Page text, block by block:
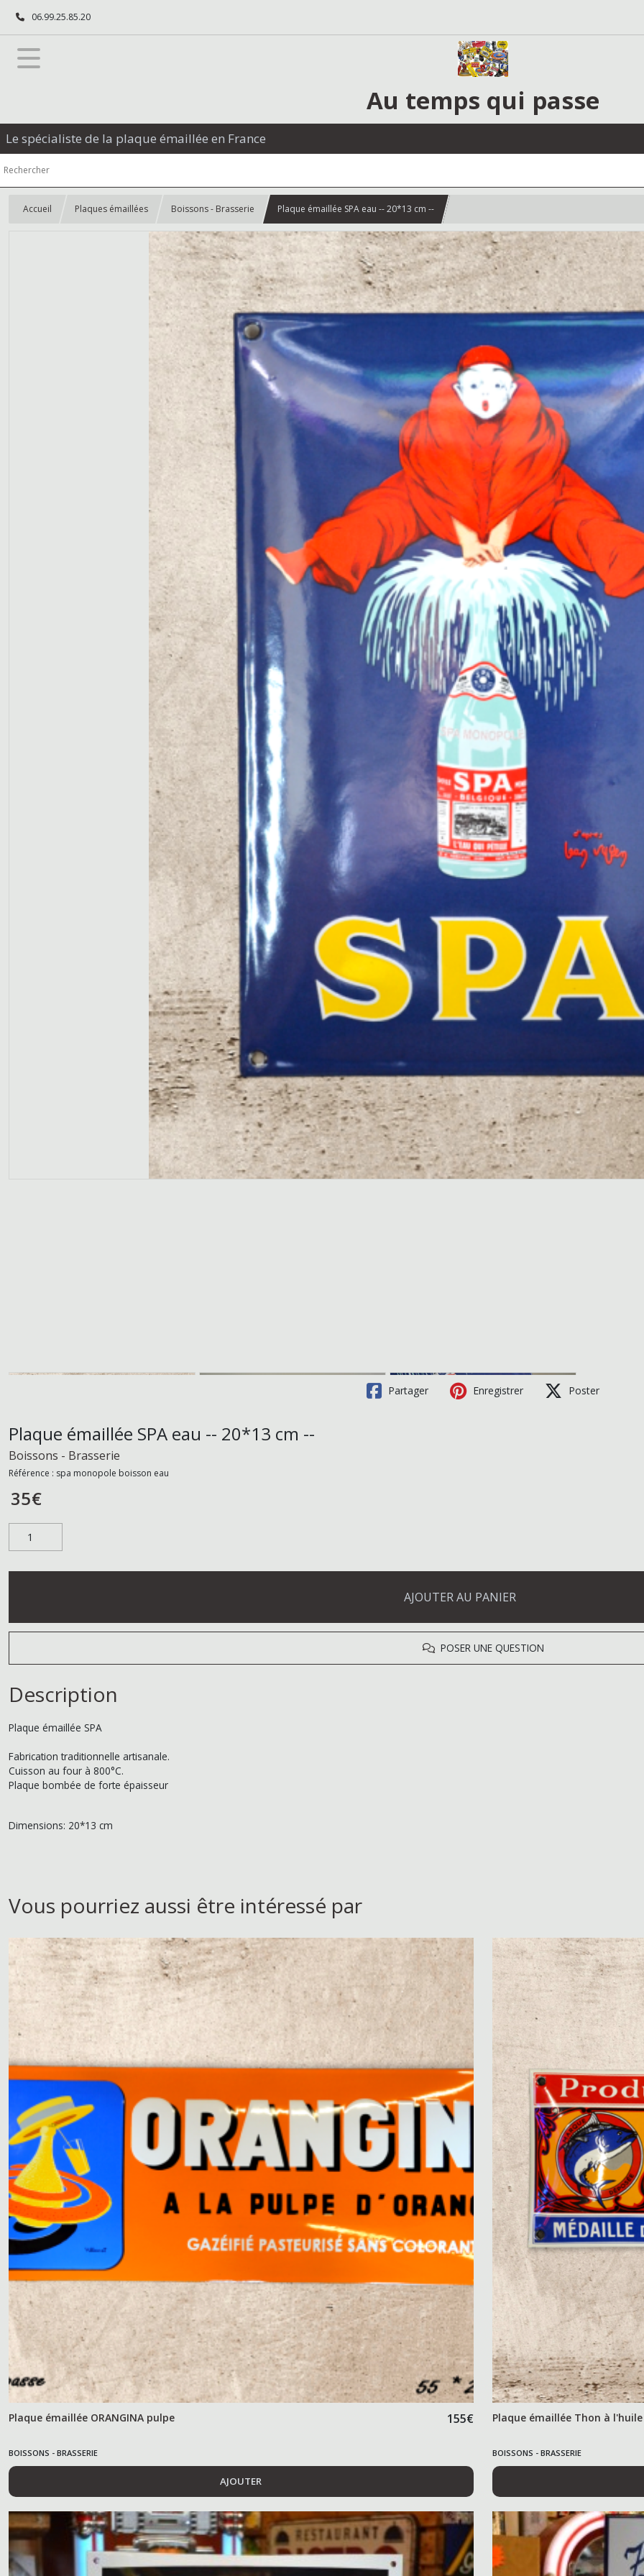
06.99.25.85.20
Au temps qui passe
Le spécialiste de la plaque émaillée en France
Accueil Plaques émaillées Boissons - Brasserie Plaque émaillée SPA eau -- 20*13 cm --
Partager Enregistrer Poster
Plaque émaillée SPA eau -- 20*13 cm --
Boissons - Brasserie
Référence : spa monopole boisson eau
35€
AJOUTER AU PANIER
POSER UNE QUESTION
Description
Plaque émaillée SPA
Fabrication traditionnelle artisanale.
Cuisson au four à 800°C.
Plaque bombée de forte épaisseur
Dimensions: 20*13 cm
Vous pourriez aussi être intéressé par
Plaque émaillée ORANGINA pulpe 155€
BOISSONS - BRASSERIE
AJOUTER
Plaque émaillée Thon à l'huile
BOISSONS - BRASSERIE